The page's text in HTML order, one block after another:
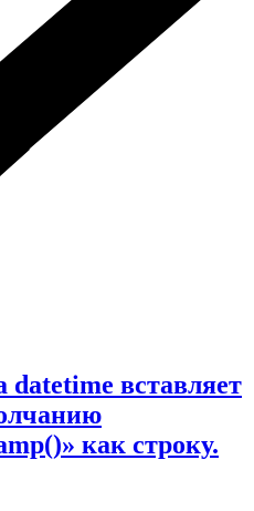
datetime вставляет
как строку.